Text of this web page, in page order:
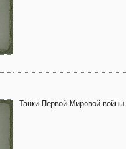
Танки Первой Мировой войны